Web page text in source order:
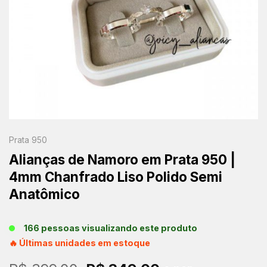
Prata 950
Alianças de Namoro em Prata 950 |
4mm Chanfrado Liso Polido Semi
Anatômico
166 pessoas visualizando este produto
🔥 Últimas unidades em estoque